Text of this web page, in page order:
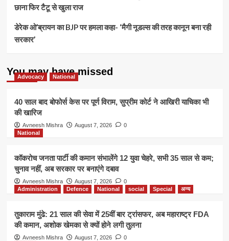
छाना फिर टैटू से खुला राज
डेरेक ओ’ब्रायन का BJP पर हमला कहा- ‘मैगी नूडल्स की तरह कानून बना रही
सरकार’
You may have missed
Advocacy National
40 साल बाद बोफोर्स केस पर पूर्ण विराम, सुप्रीम कोर्ट ने आखिरी याचिका भी
की खारिज
Avneesh Mishra August 7, 2026
0
National
कॉकरोच जनता पार्टी की कमान संभालेंगे 12 युवा चेहरे, सभी 35 साल से कम;
चुनाव नहीं, अब सरकार पर बनाएंगे दबाव
Avneesh Mishra August 7, 2026
0
Administration
Defence National social Special अन्य
तुकाराम मुंढे: 21 साल की सेवा में 25वीं बार ट्रांसफर, अब महाराष्ट्र FDA
की कमान, अशोक खेमका से क्यों होने लगी तुलना
Avneesh Mishra August 7, 2026
0